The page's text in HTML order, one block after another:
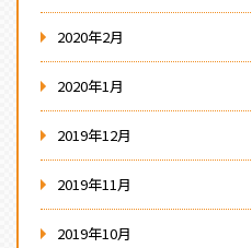
2020年2月
2020年1月
2019年12月
2019年11月
2019年10月